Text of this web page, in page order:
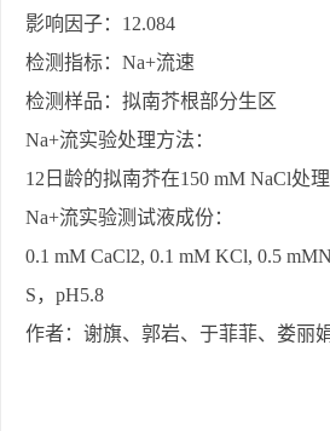
影响因子： 12.084
检测指标： Na+流速
检测样品：拟南芥根部分生区
Na+流实验处理方法：
12 日龄的拟南芥在150 mM NaCl处理
Na+流实验测试液成份：
0.1 mM CaCl2, 0.1 mM KCl, 0.5
S， pH5.8
作者：谢旗、郭岩、于菲菲、娄丽